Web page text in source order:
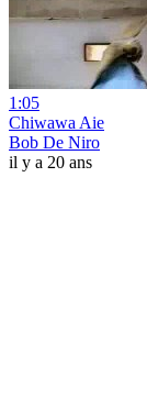
1:05
Chiwawa Aie
Bob De Niro
il y a 20 ans